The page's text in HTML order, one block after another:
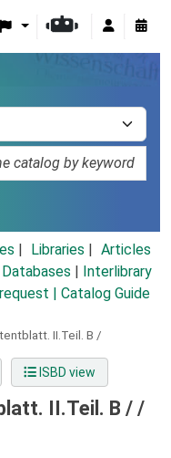
Libraries
Articles
Databases
Interlibrary
| Catalog Guide
II.Teil. B /
ISBD view
II.Teil. B / /